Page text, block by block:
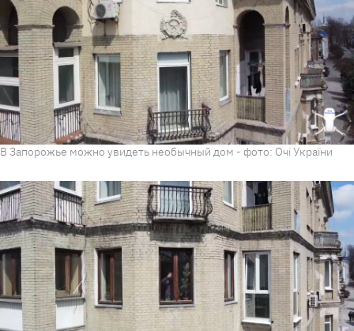
В Запорожье можно увидеть необычный дом - фото: Очі України